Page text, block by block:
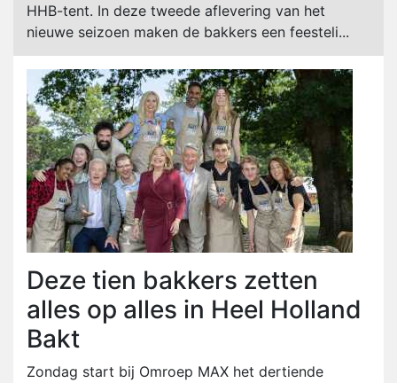
HHB-tent. In deze tweede aflevering van het
nieuwe seizoen maken de bakkers een feesteli...
Deze tien bakkers zetten
alles op alles in Heel Holland
Bakt
Zondag start bij Omroep MAX het dertiende